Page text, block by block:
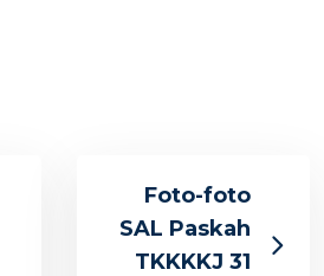
Foto-foto
SAL Paskah
TKKKKJ 31